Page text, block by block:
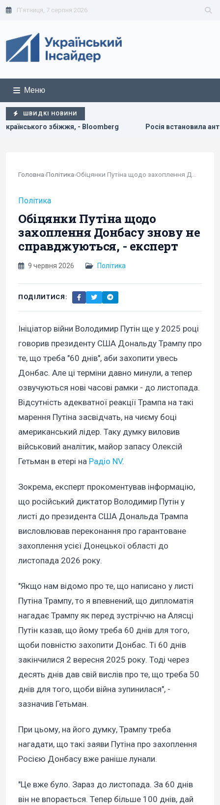
П'ятниця, 7 серпня 2026
Меню
ШВИДКІ НОВИНИ
- Bloomberg Росія встановила антидронові сітки на
Головна›Політика›
Політика
Обіцянки Путіна щодо
захоплення Донбасу знову не
справджуються, - експерт
9 червня 2026 Політика
ПОДІЛИТИСЯ:
Ініціатор війни Володимир Путін ще у 2025 році
говорив президенту США Дональду Трампу про
те, що треба "60 днів", аби захопити увесь
Донбас. Але ці терміни давно минули, а тепер
озвучуються нові часові рамки - до листопада.
Відсутність адекватної реакції Трампа на такі
марення Путіна засвідчать, на чиєму боці
американський лідер. Таку думку виловив
військовий аналітик, майор запасу Олексій
Гетьман в етері на Радіо NV.
Зокрема, експерт прокоментував інформацію,
що російський диктатор Володимир Путін у
листі до президента США Дональда Трампа
висловлював переконання про гарантоване
захоплення усієї Донецької області до
листопада 2026 року.
"Якщо нам відомо про те, що написано у листі
Путіна Трампу, то я впевнений, що дипломатія
нагадає Трампу як перед зустріччю на Алясці
Путін казав, що йому треба 60 днів для того,
щоби повністю захопити Донбас. Ті 60 днів
закінчилися 2 вересня 2025 року. Тоді через
десять днів дав свій вислів про те, що треба 50
днів для того, щоби війна зупинилася", -
зазначив Гетьман.
При цьому, на його думку, Трампу треба
нагадати, що такі заяви Путіна про захоплення
Росією Донбасу вже раніше лунали.
"Це вже було. Зараз до листопада. За 60 днів
він не впорається. Тепер більше 100 днів, дай